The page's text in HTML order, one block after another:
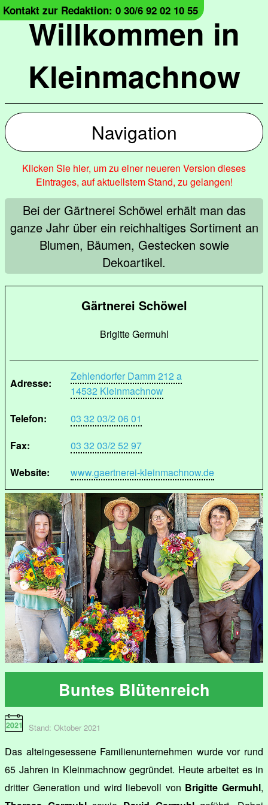
Willkommen in
Kleinmachnow
Kontakt zur Redaktion: 0 30/6 92 02 10 55
Navigation
Klicken Sie hier, um zu einer neueren Version dieses
Eintrages, auf aktuellstem Stand, zu gelangen!
Bei der Gärtnerei Schöwel erhält man das
ganze Jahr über ein reichhaltiges Sortiment an
Blumen, Bäumen, Gestecken sowie
Dekoartikel.
Gärtnerei Schöwel
Brigitte Germuhl
Adresse:
Zehlendorfer Damm 212 a
14532 Kleinmachnow
Telefon:
03 32 03/2 06 01
Fax:
03 32 03/2 52 97
Website:
www.gaertnerei-kleinmachnow.de
Buntes Blütenreich
Stand: Oktober 2021
Das alteingesessene Familienunternehmen wurde vor rund
65 Jahren in Kleinmachnow gegründet. Heute arbeitet es in
dritter Generation und wird liebevoll von Brigitte Germuhl,